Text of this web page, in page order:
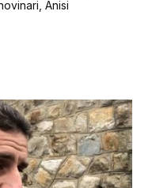
Anisi